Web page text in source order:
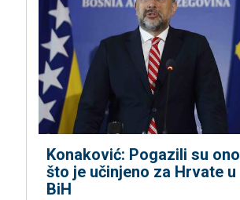
Konaković: Pogazili su ono
što je učinjeno za Hrvate u
BiH